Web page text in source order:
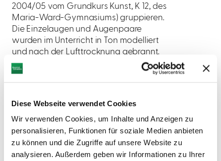
Diese Webseite verwendet Cookies
Wir verwenden Cookies, um Inhalte und Anzeigen zu
personalisieren, Funktionen für soziale Medien anbieten
zu können und die Zugriffe auf unsere Website zu
analysieren. Außerdem geben wir Informationen zu Ihrer
2004/05 vom Grundkurs Kunst, K 12, des
Maria-Ward-Gymnasiums) gruppieren.
Die Einzelaugen und Augenpaare
wurden im Unterricht in Ton modelliert
und nach der Lufttrocknung gebrannt.
Von den „Tonaugen“ fertigte die Gießerei
über den Zwischenschritt der
Gußformen dienten. Das Mahnmal
wurde am 8. März 2005 enthüllt.